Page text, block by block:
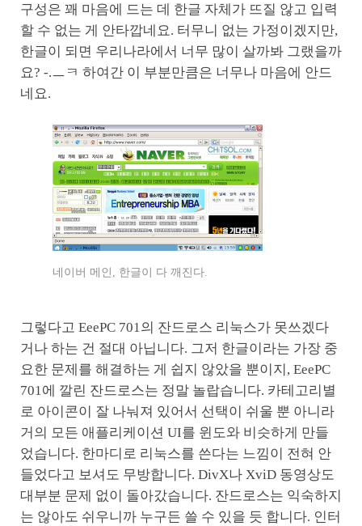
구성은 꽤 마음에 드는 데 한글 자체가 뜨질 않고 입력
할 수 없는 게 안타깝네요. 터무니 없는 가정이겠지만,
한글이 되면 우리나라에서 너무 많이 살까봐 그랬을까
요? -.ㅡㅋ 하여간 이 부분만큼은 너무나 마음에 안드
네요.
네이버 메인, 한글이 다 깨진다.
그렇다고 EeePC 701의 잔드로스 리눅스가 못쓰겠다
거나 하는 건 절대 아닙니다. 그저 한글이라는 가장 중
요한 문제를 해결하는 게 쉽지 않았을 뿐이지, EeePC
701에 깔린 잔드로스는 정말 놀랍습니다. 카테고리별
로 아이콘이 잘 나눠져 있어서 선택이 쉬울 뿐 아니라
거의 모든 애플리케이션 UI를 윈도와 비슷하게 만들
었습니다. 한마디로 리눅스를 쓴다는 느낌이 전혀 안
들었다고 보셔도 무방합니다. DivX나 XviD 동영상도
대부분 문제 없이 돌아갔습니다. 잔드로스는 익숙하지
는 않아도 쉬우니까 누구든 쓸 수 있을 듯 합니다. 인터